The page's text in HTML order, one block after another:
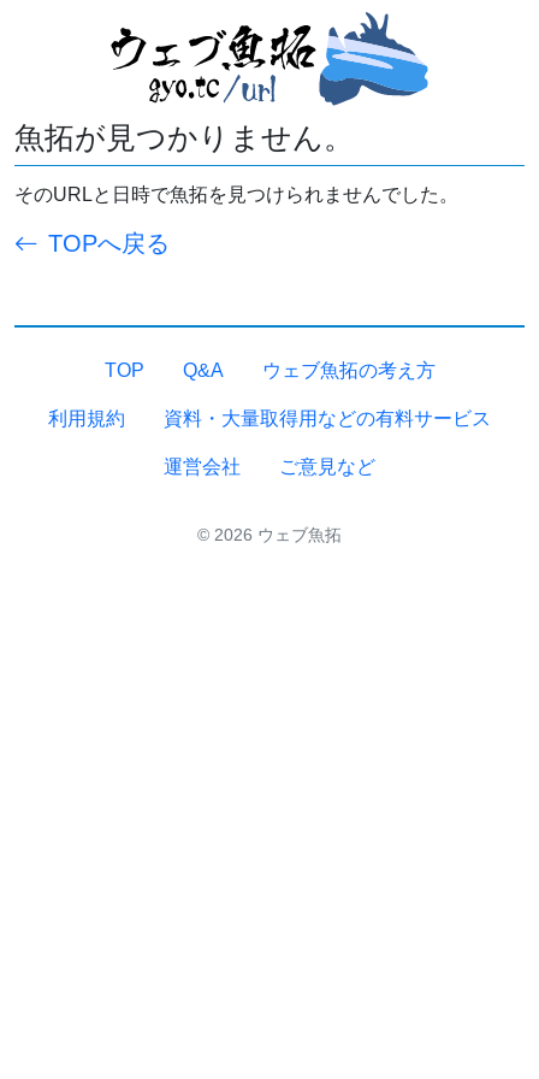
魚拓が見つかりません。
そのURLと日時で魚拓を見つけられませんでした。
TOPへ戻る
TOP Q&A ウェブ魚拓の考え方
利用規約 資料・大量取得用などの有料サービス
運営会社 ご意見など
© 2026 ウェブ魚拓